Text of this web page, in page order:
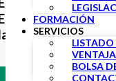
FORMACIÓN
SERVICIOS
LISTADO
BOLSA
el último año,
medidas de